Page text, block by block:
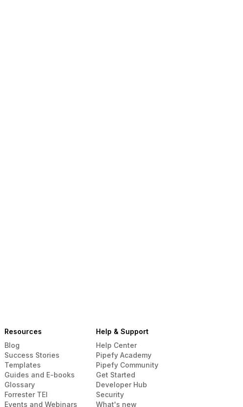
Resources
Blog
Success Stories
Templates
Guides and E-books
Glossary
Forrester TEI
Events and Webinars
Help & Support
Help Center
Pipefy Academy
Pipefy Community
Get Started
Developer Hub
Security
What's new